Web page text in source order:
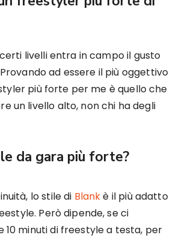
livelli entra in campo il gusto
ad essere il più oggettivo
più forte per me è quello che
un livello alto, non chi ha degli
da gara più forte?
lo stile di Blankè il più adatto
Però dipende, se ci
minuti di freestyle a testa, per